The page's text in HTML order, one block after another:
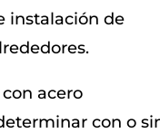
instalación de
acero
con o